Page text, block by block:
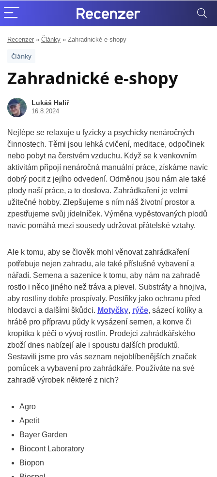
Recenzer » Články » Zahradnické e-shopy
Články
Zahradnické e-shopy
Lukáš Halíř
16.8.2024
Nejlépe se relaxuje u fyzicky a psychicky nenáročných
činnostech. Těmi jsou lehká cvičení, meditace, odpočinek
nebo pobyt na čerstvém vzduchu. Když se k venkovním
aktivitám připojí nenáročná manuální práce, získáme navíc
dobrý pocit z jejího odvedení. Odměnou jsou nám ale také
plody naší práce, a to doslova. Zahrádkaření je velmi
užitečné hobby. Zlepšujeme s ním náš životní prostor a
zpestřujeme svůj jídelníček. Výměna vypěstovaných plodů
navíc pomáhá mezi sousedy udržovat přátelské vztahy.
Ale k tomu, aby se člověk mohl věnovat zahrádkaření
potřebuje nejen zahradu, ale také příslušné vybavení a
nářadí. Semena a sazenice k tomu, aby nám na zahradě
rostlo i něco jiného než tráva a plevel. Substráty a hnojiva,
aby rostliny dobře prospívaly. Postřiky jako ochranu před
hlodavci a dalšími škůdci. Motyčky, rýče, sázecí kolíky a
hrábě pro přípravu půdy k vysázení semen, a konve či
kropítka k péči o vývoj rostlin. Prodejci zahrádkářského
zboží dnes nabízejí ale i spoustu dalších produktů.
Sestavili jsme pro vás seznam nejoblíbenějších značek
pomůcek a vybavení pro zahrádkáře. Používáte na své
zahradě výrobek některé z nich?
Agro
Apetit
Bayer Garden
Biocont Laboratory
Biopon